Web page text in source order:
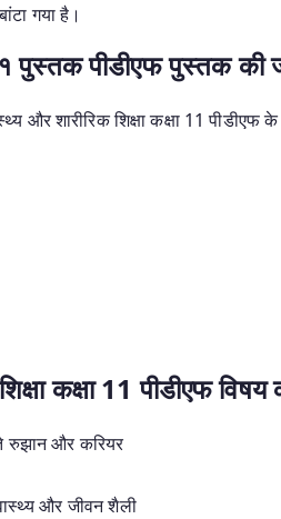
गया है।
११ पुस्तक पीडीएफ पुस्तक की
और शारीरिक शिक्षा कक्षा 11 पीडीएफ
कक्षा 11 पीडीएफ
रुझान और करियर
और जीवन शैली